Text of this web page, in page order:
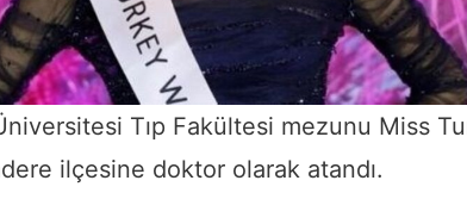
Tıp Fakültesi mezunu Miss
ilçesine doktor olarak atandı.